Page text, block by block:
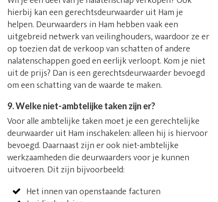
hierbij kan een gerechtsdeurwaarder uit Ham je
helpen. Deurwaarders in Ham hebben vaak een
uitgebreid netwerk van veilinghouders, waardoor ze er
op toezien dat de verkoop van schatten of andere
nalatenschappen goed en eerlijk verloopt. Kom je niet
uit de prijs? Dan is een gerechtsdeurwaarder bevoegd
om een schatting van de waarde te maken.
9. Welke niet-ambtelijke taken zijn er?
Voor alle ambtelijke taken moet je een gerechtelijke
deurwaarder uit Ham inschakelen: alleen hij is hiervoor
bevoegd. Daarnaast zijn er ook niet-ambtelijke
werkzaamheden die deurwaarders voor je kunnen
uitvoeren. Dit zijn bijvoorbeeld:
Het innen van openstaande facturen